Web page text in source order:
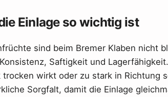
Einlage so wichtig ist
sind beim Bremer Klaben nicht
Saftigkeit und
trocken wirkt oder zu stark in Richtung
Sorgfalt, damit die Einlage